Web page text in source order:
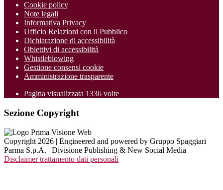
Cookie policy
Note legali
Informativa Privacy
Ufficio Relazioni con il Pubblico
Dichiarazione di accessibilità
Obiettivi di accessibilità
Whistleblowing
Gestione consensi cookie
Amministrazione trasparente
Pagina visualizzata 1336 volte
Sezione Copyright
Copyright 2026 | Engineered and powered by Gruppo Spaggiari
Parma S.p.A. | Divisione Publishing & New Social Media
Disclaimer trattamento dati personali